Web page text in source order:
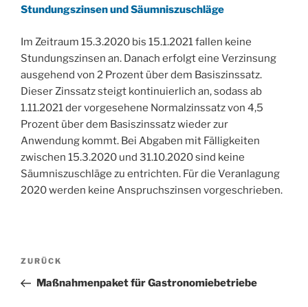
Stundungszinsen und Säumniszuschläge
Im Zeitraum 15.3.2020 bis 15.1.2021 fallen keine
Stundungszinsen an. Danach erfolgt eine Verzinsung
ausgehend von 2 Prozent über dem Basiszinssatz.
Dieser Zinssatz steigt kontinuierlich an, sodass ab
1.11.2021 der vorgesehene Normalzinssatz von 4,5
Prozent über dem Basiszinssatz wieder zur
Anwendung kommt. Bei Abgaben mit Fälligkeiten
zwischen 15.3.2020 und 31.10.2020 sind keine
Säumniszuschläge zu entrichten. Für die Veranlagung
2020 werden keine Anspruchszinsen vorgeschrieben.
Beitragsnavigation
Vorheriger
Beitrag
ZURÜCK
Maßnahmenpaket für Gastronomiebetriebe